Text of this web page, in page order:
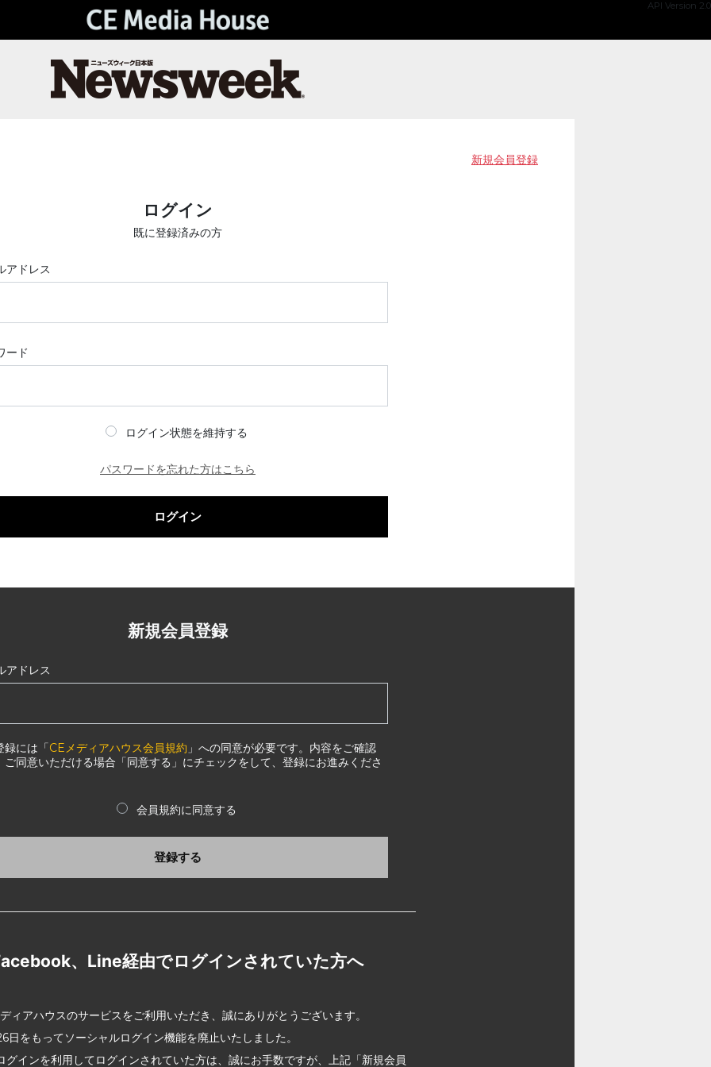
API Version 2.0
新規会員登録
ログイン
既に登録済みの方
アドレス
ード
ログイン状態を維持する
パスワードを忘れた方はこちら
ログイン
新規会員登録
アドレス
録には「CEメディアハウス会員規約 」への同意が必要です。内容をご確認
ご同意いただける場合「同意する」にチェックをして、登録にお進みくださ
会員規約に同意する
登録する
、Line経由でログインされていた方へ
ィアハウスのサービスをご利用いただき、誠にありがとうございます。
日をもってソーシャルログイン機能を廃止いたしました。
グインを利用してログインされていた方は、誠にお手数ですが、上記「新規会員